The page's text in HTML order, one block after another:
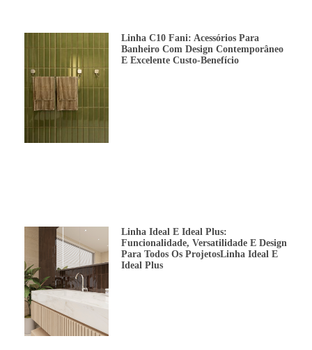
Linha C10 Fani: Acessórios Para
Banheiro Com Design Contemporâneo
E Excelente Custo-Benefício
Linha Ideal E Ideal Plus:
Funcionalidade, Versatilidade E Design
Para Todos Os ProjetosLinha Ideal E
Ideal Plus